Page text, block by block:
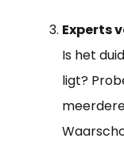
Experts
Is het
ligt?